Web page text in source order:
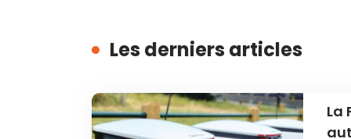
Les derniers articles
La